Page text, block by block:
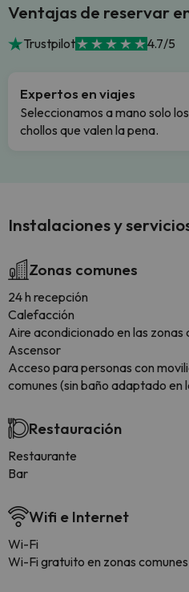
Ventajas de reservar
Trustpilot 4.7/5
Expertos en viajes
Seleccionamos a mano solo los
chollos que valen la pena.
Instalaciones y
Zonas comunes
24 h recepción
Calefacción
Aire acondicionado en las zonas
Ascensor
Acceso para personas con
comunes (sin baño adaptado en
Restauración
Restaurante
Bar
Wifi e Internet
Wi-Fi
Wi-Fi gratuito en zonas comunes